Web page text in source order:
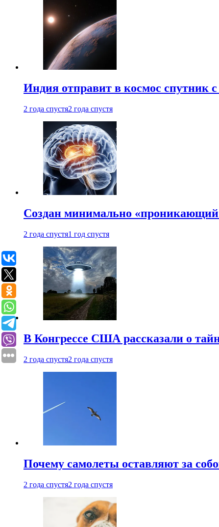
Индия отправит в космос спутник
2 года спустя2 года спустя
Создан минимально «проникающий
2 года спустя1 год спустя
В Конгрессе США рассказали о
2 года спустя2 года спустя
Почему самолеты оставляют за
2 года спустя2 года спустя